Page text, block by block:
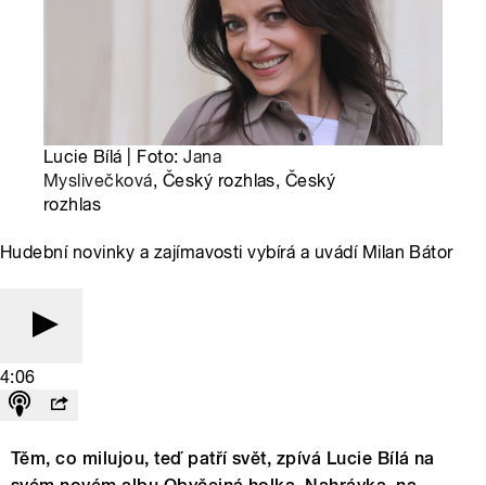
Lucie Bílá | Foto:Jana
Myslivečková, Český rozhlas, Český
rozhlas
Hudební novinky a zajímavosti vybírá a uvádí Milan Bátor
4:06
Těm, co milujou, teď patří svět, zpívá Lucie Bílá na